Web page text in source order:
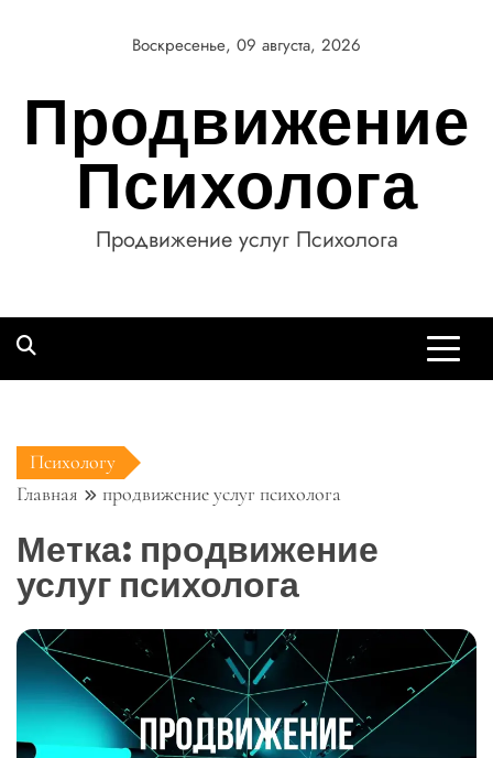
Воскресенье, 09 августа, 2026
Продвижение
Психолога
Продвижение услуг Психолога
Психологу
Главная
продвижение услуг психолога
Метка: продвижение
услуг психолога